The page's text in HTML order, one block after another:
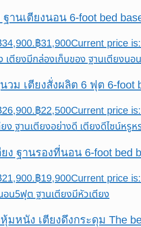
านเตียงนอน 6-foot bed
฿31,900Current price
ม เตียงสั่งผลิต 6 ฟุต 6-foot
฿22,500Current price
ฐานรองที่นอน 6-foot bed
฿19,900Current price
หนัง เตียงดึงกระดุม The